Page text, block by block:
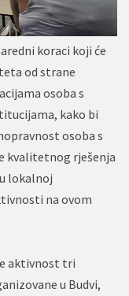
koraci koji će
od strane
osoba s
kako bi
osoba s
kvalitetnog rješenja
lokalnoj
na ovom
aktivnost tri
u Budvi,